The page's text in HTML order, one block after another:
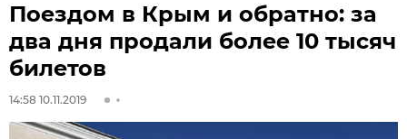
Поездом в Крым и обратно: за
два дня продали более 10 тысяч
билетов
14:58 10.11.2019